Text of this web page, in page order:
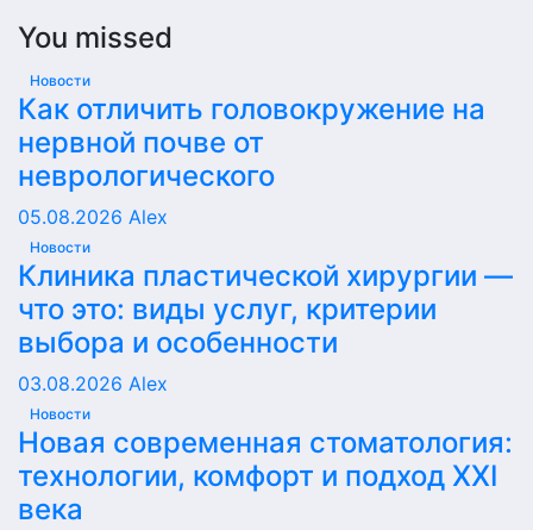
You missed
Новости
Как отличить головокружение на
нервной почве от
неврологического
05.08.2026 Alex
Новости
Клиника пластической хирургии —
что это: виды услуг, критерии
выбора и особенности
03.08.2026 Alex
Новости
Новая современная стоматология:
технологии, комфорт и подход XXI
века